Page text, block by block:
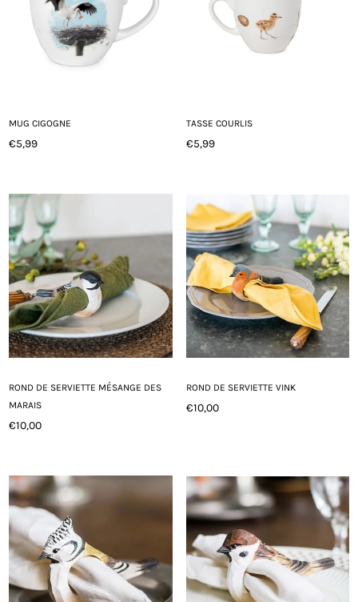
MUG CIGOGNE
Prix
€5,99
TASSE COURLIS
Prix
€5,99
ROND DE SERVIETTE MÉSANGE DES
MARAIS
Prix
€10,00
ROND DE SERVIETTE VINK
Prix
€10,00